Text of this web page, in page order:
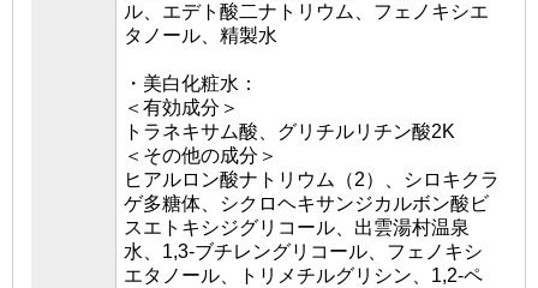
ル、エデト酸二ナトリウム、フェノキシエ
タノール、精製水
・美白化粧水：
＜有効成分＞
トラネキサム酸、グリチルリチン酸2K
＜その他の成分＞
ヒアルロン酸ナトリウム（2）、シロキクラ
ゲ多糖体、シクロヘキサンジカルボン酸ビ
スエトキシジグリコール、出雲湯村温泉
水、1,3-ブチレングリコール、フェノキシ
エタノール、トリメチルグリシン、1,2-ペ